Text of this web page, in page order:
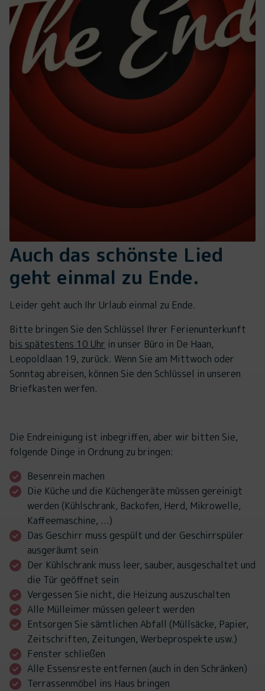
Auch das schönste Lied
geht einmal zu Ende.
Leider geht auch Ihr Urlaub einmal zu Ende.
Bitte bringen Sie den Schlüssel Ihrer Ferienunterkunft
bis spätestens 10 Uhr in unser Büro in De Haan,
Leopoldlaan 19, zurück. Wenn Sie am Mittwoch oder
Sonntag abreisen, können Sie den Schlüssel in unseren
Briefkasten werfen.
Die Endreinigung ist inbegriffen, aber wir bitten Sie,
folgende Dinge in Ordnung zu bringen:
Besenrein machen
Die Küche und die Küchengeräte müssen gereinigt
werden (Kühlschrank, Backofen, Herd, Mikrowelle,
Kaffeemaschine, ...)
Das Geschirr muss gespült und der Geschirrspüler
ausgeräumt sein
Der Kühlschrank muss leer, sauber, ausgeschaltet und
die Tür geöffnet sein
Vergessen Sie nicht, die Heizung auszuschalten
Alle Mülleimer müssen geleert werden
Entsorgen Sie sämtlichen Abfall (Müllsäcke, Papier,
Zeitschriften, Zeitungen, Werbeprospekte usw.)
Fenster schließen
Alle Essensreste entfernen (auch in den Schränken)
Terrassenmöbel ins Haus bringen